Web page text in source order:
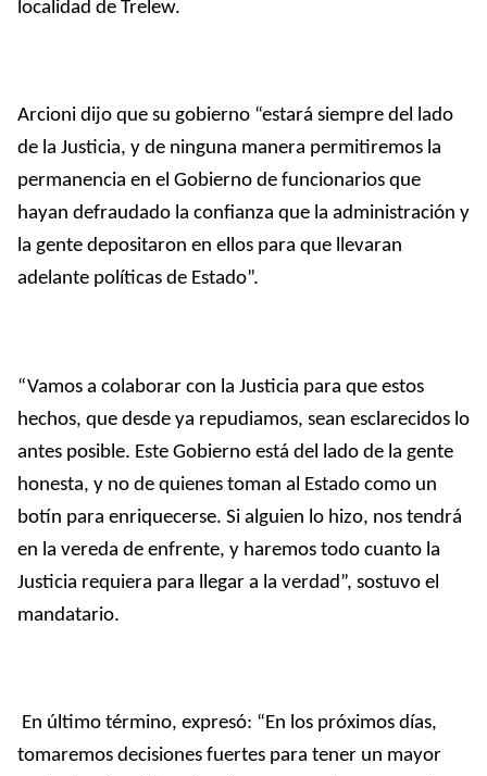
localidad de Trelew.
Arcioni dijo que su gobierno “estará siempre del lado
de la Justicia, y de ninguna manera permitiremos la
permanencia en el Gobierno de funcionarios que
hayan defraudado la confianza que la administración y
la gente depositaron en ellos para que llevaran
adelante políticas de Estado”.
“Vamos a colaborar con la Justicia para que estos
hechos, que desde ya repudiamos, sean esclarecidos lo
antes posible. Este Gobierno está del lado de la gente
honesta, y no de quienes toman al Estado como un
botín para enriquecerse. Si alguien lo hizo, nos tendrá
en la vereda de enfrente, y haremos todo cuanto la
Justicia requiera para llegar a la verdad”, sostuvo el
mandatario.
En último término, expresó: “En los próximos días,
tomaremos decisiones fuertes para tener un mayor